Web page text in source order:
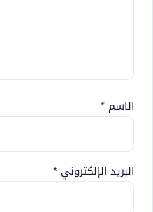
الاسم *
البريد الإلكتروني *